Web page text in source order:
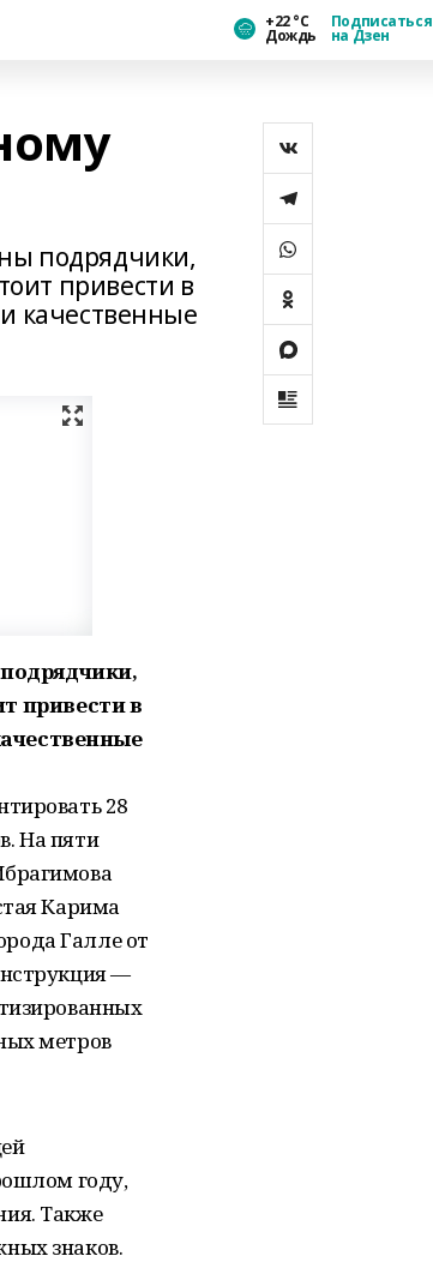
+22 °С
Дождь
Подписаться
на Дзен
подрядчики,
привести в
качественные
привести в
28
На пяти
Карима
Галле от
—
метров
году,
Также
знаков.